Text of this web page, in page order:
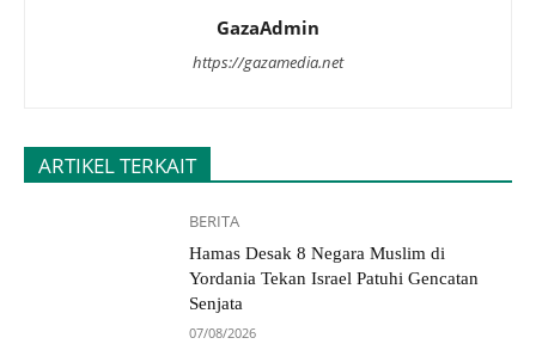
GazaAdmin
https://gazamedia.net
ARTIKEL TERKAIT
BERITA
Hamas Desak 8 Negara Muslim di
Yordania Tekan Israel Patuhi Gencatan
Senjata
07/08/2026